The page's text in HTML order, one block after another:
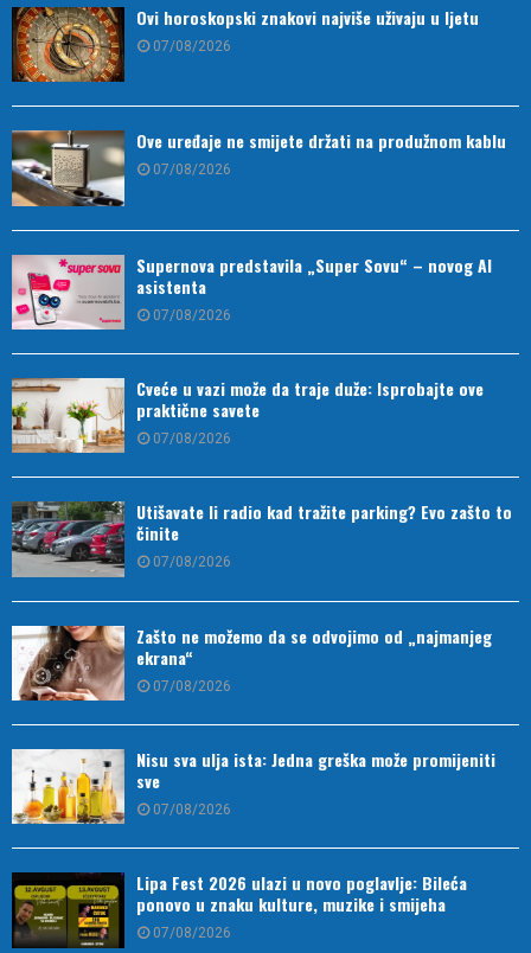
Ovi horoskopski znakovi najviše uživaju u ljetu
07/08/2026
Ove uređaje ne smijete držati na produžnom kablu
07/08/2026
Supernova predstavila „Super Sovu“ – novog AI
asistenta
07/08/2026
Cveće u vazi može da traje duže: Isprobajte ove
praktične savete
07/08/2026
Utišavate li radio kad tražite parking? Evo zašto to
činite
07/08/2026
Zašto ne možemo da se odvojimo od „najmanjeg
ekrana“
07/08/2026
Nisu sva ulja ista: Jedna greška može promijeniti
sve
07/08/2026
Lipa Fest 2026 ulazi u novo poglavlje: Bileća
ponovo u znaku kulture, muzike i smijeha
07/08/2026